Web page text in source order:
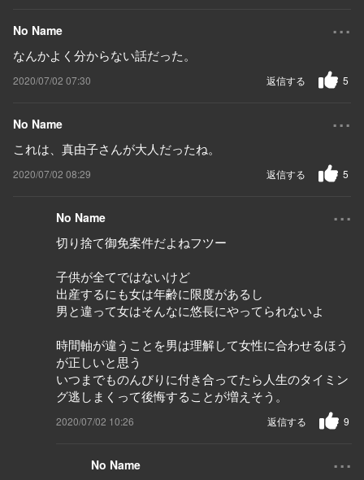
No Name ...
なんかよく分からない話だった。
2020/07/02 07:30 5
返信する
No Name ...
これは、真由子さんが大人だったね。
2020/07/02 08:29 5
返信する
No Name ...
切り捨て御免案件だよねフツー
子供が全てではないけど
出産するにも女は年齢に限度があるし
男と違って女はそんなに悠長にやってられないよ
時間軸が違うことを男は理解して女性に合わせるほう
が正しいと思う
いつまでものんびりに付き合ってたら人生のタイミン
グ逃しまくって後悔することが増えそう。
2020/07/02 10:26 9
返信する
No Name ...